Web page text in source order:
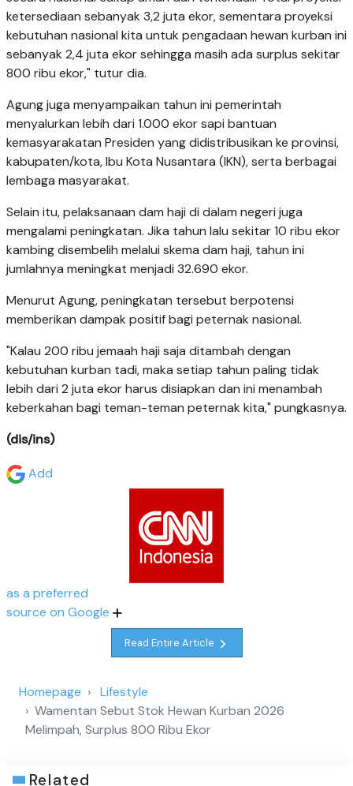
ketersediaan sebanyak 3,2 juta ekor, sementara proyeksi
kebutuhan nasional kita untuk pengadaan hewan kurban ini
sebanyak 2,4 juta ekor sehingga masih ada surplus sekitar
800 ribu ekor," tutur dia.
Agung juga menyampaikan tahun ini pemerintah
menyalurkan lebih dari 1.000 ekor sapi bantuan
kemasyarakatan Presiden yang didistribusikan ke provinsi,
kabupaten/kota, Ibu Kota Nusantara (IKN), serta berbagai
lembaga masyarakat.
Selain itu, pelaksanaan dam haji di dalam negeri juga
mengalami peningkatan. Jika tahun lalu sekitar 10 ribu ekor
kambing disembelih melalui skema dam haji, tahun ini
jumlahnya meningkat menjadi 32.690 ekor.
Menurut Agung, peningkatan tersebut berpotensi
memberikan dampak positif bagi peternak nasional.
"Kalau 200 ribu jemaah haji saja ditambah dengan
kebutuhan kurban tadi, maka setiap tahun paling tidak
lebih dari 2 juta ekor harus disiapkan dan ini menambah
keberkahan bagi teman-teman peternak kita," pungkasnya.
(dis/ins)
Add
as a preferred
source on Google
Read Entire Article
Homepage
Lifestyle
Wamentan Sebut Stok Hewan Kurban 2026
Melimpah, Surplus 800 Ribu Ekor
Related